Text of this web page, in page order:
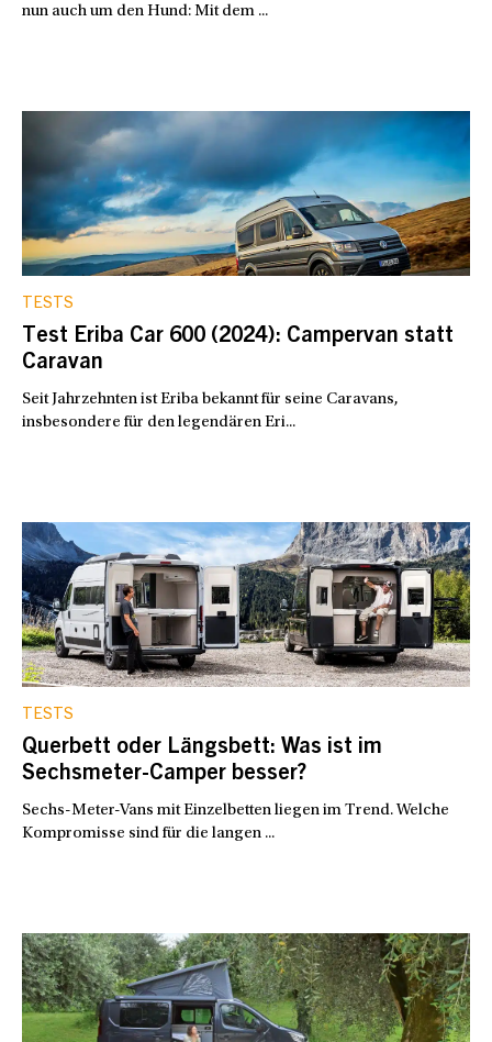
nun auch um den Hund: Mit dem ...
TESTS
Test Eriba Car 600 (2024): Campervan statt
Caravan
Seit Jahrzehnten ist Eriba bekannt für seine Caravans,
insbesondere für den legendären Eri...
TESTS
Querbett oder Längsbett: Was ist im
Sechsmeter-Camper besser?
Sechs-Meter-Vans mit Einzelbetten liegen im Trend. Welche
Kompromisse sind für die langen ...